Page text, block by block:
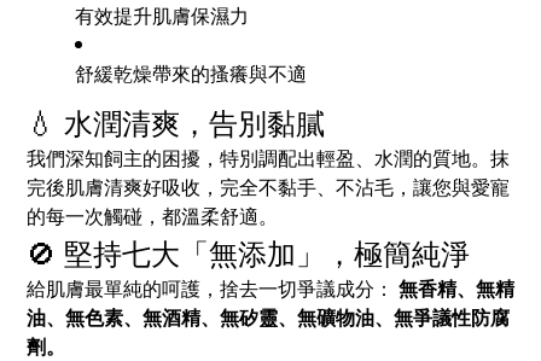
有效提升肌膚保濕力
舒緩乾燥帶來的搔癢與不適
💧 水潤清爽，告別黏膩
我們深知飼主的困擾，特別調配出輕盈、水潤的質地。抹
完後肌膚清爽好吸收，完全不黏手、不沾毛，讓您與愛寵
的每一次觸碰，都溫柔舒適。
🚫 堅持七大「無添加」，極簡純淨
給肌膚最單純的呵護，捨去一切爭議成分： 無香精、無精
油、無色素、無酒精、無矽靈、無礦物油、無爭議性防腐
劑。